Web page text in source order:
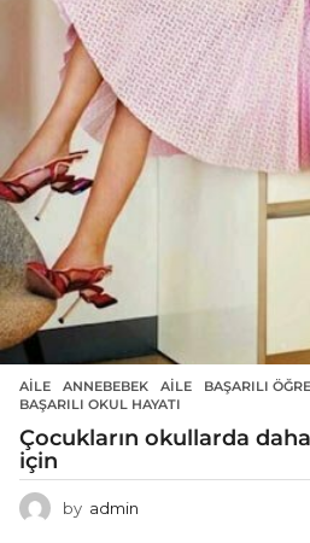
AILE ,ANNEBEBEK AILE ,BAŞARILI
BAŞARILI OKUL HAYATI
Çocukların okullarda daha
için
by admin